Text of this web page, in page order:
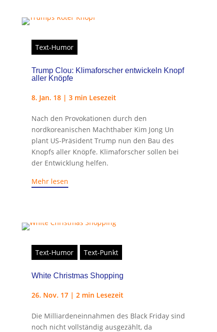
Text-Humor
Trump Clou: Klimaforscher entwickeln Knopf
aller Knöpfe
8. Jan. 18| 3 min Lesezeit
Nach den Provokationen durch den
nordkoreanischen Machthaber Kim Jong Un
plant US-Präsident Trump nun den Bau des
Knopfs aller Knöpfe. Klimaforscher sollen bei
der Entwicklung helfen.
Mehr lesen
Text-Humor Text-Punkt
White Christmas Shopping
26. Nov. 17| 2 min Lesezeit
Die Milliardeneinnahmen des Black Friday sind
noch nicht vollständig ausgezählt, da